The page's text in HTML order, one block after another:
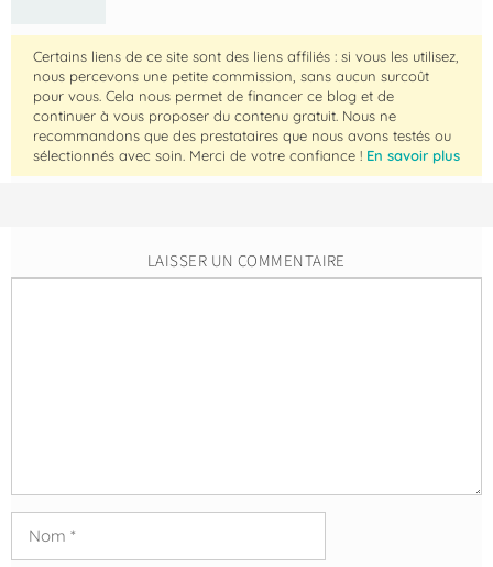
Certains liens de ce site sont des liens affiliés : si vous les utilisez,
nous percevons une petite commission, sans aucun surcoût
pour vous. Cela nous permet de financer ce blog et de
continuer à vous proposer du contenu gratuit. Nous ne
recommandons que des prestataires que nous avons testés ou
sélectionnés avec soin. Merci de votre confiance ! En savoir plus
LAISSER UN COMMENTAIRE